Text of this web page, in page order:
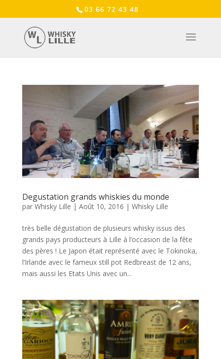
03 66 72 43 48
Degustation grands whiskies du monde
par Whisky Lille | Août 10, 2016 | Whisky Lille
très belle dégustation de plusieurs whisky issus des
grands pays producteurs à Lille à l’occasion de la fête
des pères ! Le Japon était représenté avec le Tokinoka,
l’Irlande avec le fameux still pot Redbreast de 12 ans,
mais aussi les Etats Unis avec un...